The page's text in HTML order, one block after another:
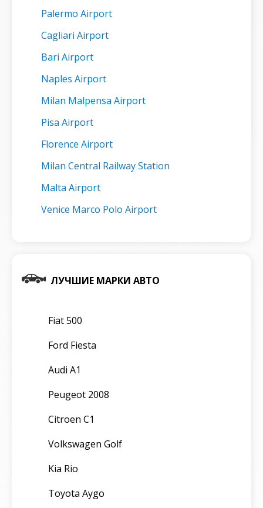
Palermo Airport
Cagliari Airport
Bari Airport
Naples Airport
Milan Malpensa Airport
Pisa Airport
Florence Airport
Milan Central Railway Station
Malta Airport
Venice Marco Polo Airport
ЛУЧШИЕ МАРКИ АВТО
Fiat 500
Ford Fiesta
Audi A1
Peugeot 2008
Citroen C1
Volkswagen Golf
Kia Rio
Toyota Aygo